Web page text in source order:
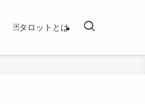
🃏タロットとは